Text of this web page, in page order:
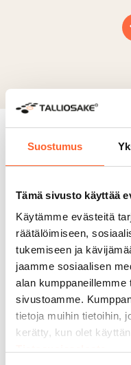
Suostumus
Tämä sivusto käyttää
Käytämme evästeitä
räätälöimiseen,
tukemiseen ja
jaamme sosiaalisen
alan
sivustoamme.
tietoja muihin tietoihin,
kerätty, kun olet
Miksi valita
moneen